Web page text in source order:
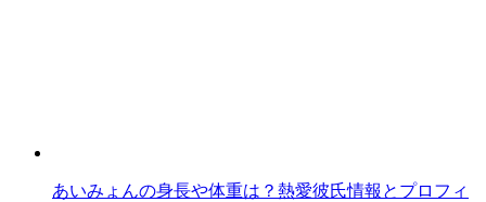
あいみょんの身長や体重は？熱愛彼氏情報とプロフィ